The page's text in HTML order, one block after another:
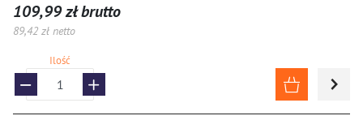
109,99 zł brutto
89,42 zł netto
Ilość